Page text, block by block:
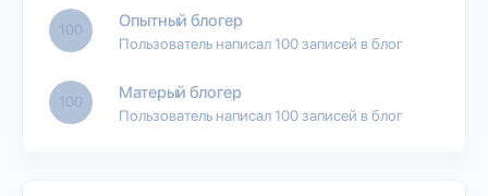
100 Опытный блогер
Пользователь написал 100 записей в блог
100 Матерый блогер
Пользователь написал 100 записей в блог